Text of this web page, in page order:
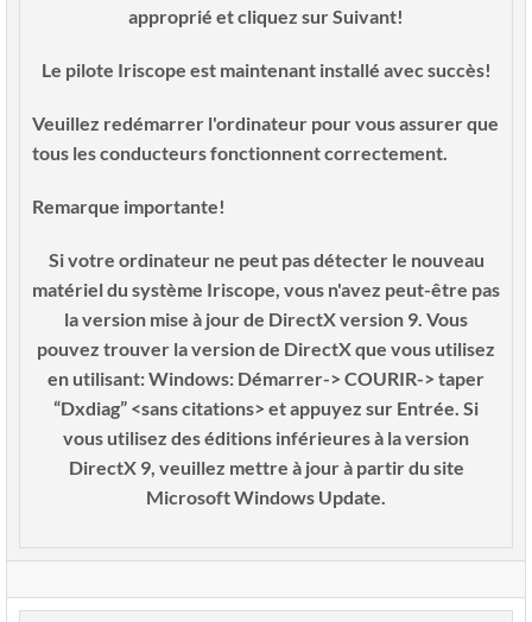
approprié et cliquez sur Suivant!
Le pilote Iriscope est maintenant installé avec succès!
Veuillez redémarrer l'ordinateur pour vous assurer que
tous les conducteurs fonctionnent correctement.
Remarque importante!
Si votre ordinateur ne peut pas détecter le nouveau
matériel du système Iriscope, vous n'avez peut-être pas
la version mise à jour de DirectX version 9. Vous
pouvez trouver la version de DirectX que vous utilisez
en utilisant: Windows: Démarrer-> COURIR-> taper
“Dxdiag” <sans citations> et appuyez sur Entrée. Si
vous utilisez des éditions inférieures à la version
DirectX 9, veuillez mettre à jour à partir du site
Microsoft Windows Update.